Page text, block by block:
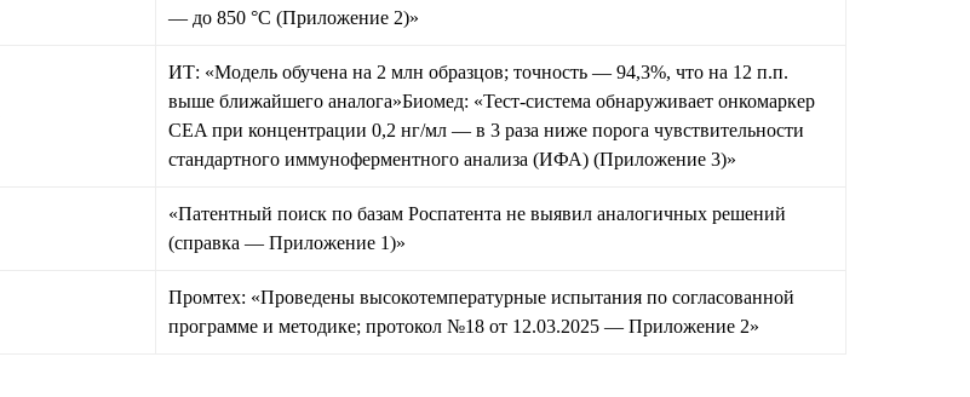
— до 850 °C (Приложение 2)»
ИТ: «Модель обучена на 2 млн образцов; точность — 94,3%, что на 12 п.п.
выше ближайшего аналога»Биомед: «Тест-система обнаруживает онкомаркер
CEA при концентрации 0,2 нг/мл — в 3 раза ниже порога чувствительности
стандартного иммуноферментного анализа (ИФА) (Приложение 3)»
«Патентный поиск по базам Роспатента не выявил аналогичных решений
(справка — Приложение 1)»
Промтех: «Проведены высокотемпературные испытания по согласованной
программе и методике; протокол №18 от 12.03.2025 — Приложение 2»